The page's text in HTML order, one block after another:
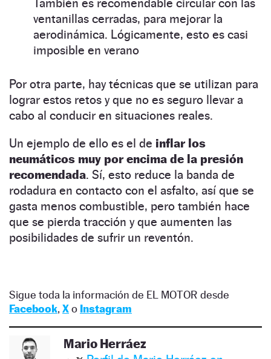
También es recomendable circular con las
ventanillas cerradas, para mejorar la
aerodinámica. Lógicamente, esto es casi
imposible en verano
Por otra parte, hay técnicas que se utilizan para
lograr estos retos y que no es seguro llevar a
cabo al conducir en situaciones reales.
Un ejemplo de ello es el de inflar los
neumáticos muy por encima de la presión
recomendada. Sí, esto reduce la banda de
rodadura en contacto con el asfalto, así que se
gasta menos combustible, pero también hace
que se pierda tracción y que aumenten las
posibilidades de sufrir un reventón.
Sigue toda la información de EL MOTOR desde
Facebook, Xo Instagram
Mario Herráez